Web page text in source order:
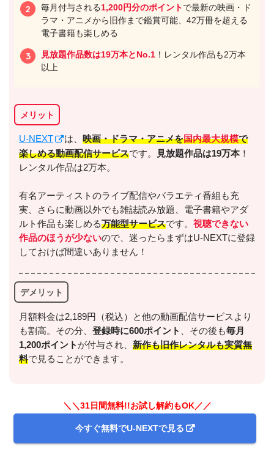
毎月付与される1,200円分のポイントで最新の映画・ド
ラマ・アニメから旧作まで鑑賞可能、42万冊を超える
電子書籍も楽しめる
見放題作品数は19万本とNo.1 ！レンタル作品も2万本
以上
メリット
U-NEXT は、 映画・ドラマ・アニメを国内最大規模で
楽しめる動画配信サービスです。 見放題作品は19万本 ！
レンタル作品は2万本。
有名アーティストのライブ配信やバラエティ番組も充
実、さらに動画以外でも雑誌読み放題、電子書籍やアダ
ルト作品も楽しめる万能型サービスです。 視聴できない
作品のほうが少ないので、迷ったらまずはU-NEXTに登録
しておけば間違いありません！
デメリット
月額料金は2,189円（税込）と他の動画配信サービスより
も割高。その分、 登録時に600ポイント 、その後も毎月
1,200ポイント が付与され、 新作も旧作レンタルも実質無
料で見ることができます。
＼＼31日間無料!!お試し解約もOK／／
今すぐ無料でU-NEXTで見る